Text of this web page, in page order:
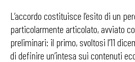
L’accordo costituisce l’esito di un
particolarmente articolato, avviato
preliminari: il primo, svoltosi l’11
di definire un’intesa sui contenuti